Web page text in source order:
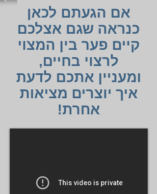
אם הגעתם לכאן
כנראה שגם אצלכם
קיים פער בין המצוי
לרצוי בחיים,
ומעניין אתכם לדעת
איך יוצרים מציאות
אחרת!